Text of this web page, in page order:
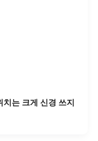
는 크게 신경 쓰지